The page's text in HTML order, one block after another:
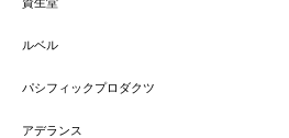
ルベル
パシフィックプロダクツ
アデランス